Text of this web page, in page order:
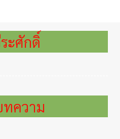
ะศักดิ์
ความ